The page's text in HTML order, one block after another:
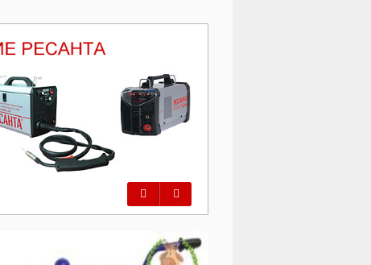
Предыдущий
Следующий